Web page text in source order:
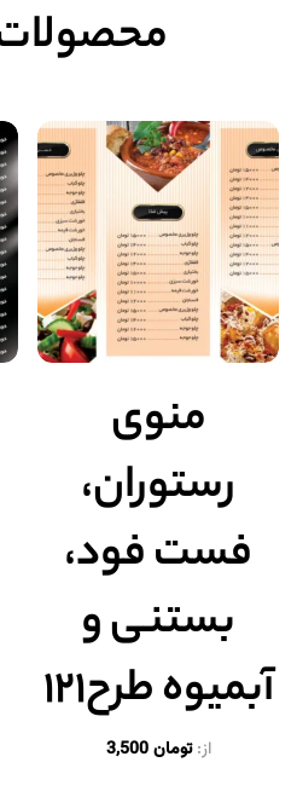
منوی
رستوران،
فست فود،
بستنی و
آبمیوه طرح۱۲۱
از:تومان3,500